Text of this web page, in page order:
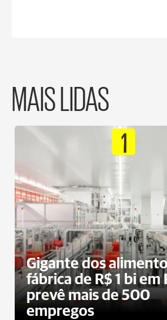
MAIS LIDAS
1
Gigante dos
fábrica de R$ 1 bi em
prevê mais de 500
empregos